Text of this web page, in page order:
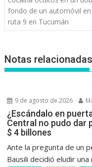
entradas
fondo de un automóvil en
ruta 9 en Tucumán
Notas relacionadas
9 de agosto de 2026
¿Escándalo en
Central no pudo dar
$ 4 billones
Ante la pregunta de un
Bausili decidió eludir